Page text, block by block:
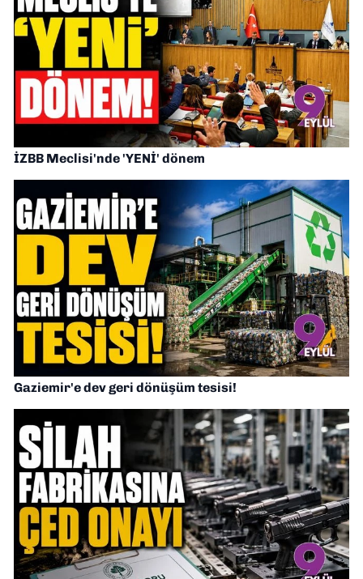
İZBB Meclisi'nde 'YENİ' dönem
Gaziemir'e dev geri dönüşüm tesisi!